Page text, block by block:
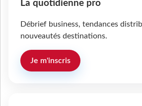
La quotidienne pro
Débrief business, tendances
nouveautés destinations.
Je m'inscris